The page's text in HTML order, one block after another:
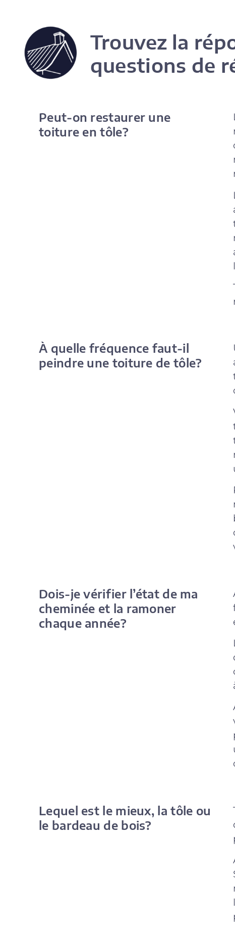
Trouvez la
questions de
Peut-on restaurer une
toiture en tôle?
À quelle fréquence faut-il
peindre une toiture de tôle?
Dois-je vérifier l’état de ma
cheminée et la ramoner
chaque année?
Lequel est le mieux, la tôle ou
le bardeau de bois?